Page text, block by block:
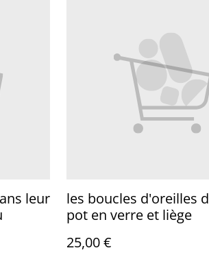
leur
les boucles d'oreilles
pot en verre et liège
25,00 €